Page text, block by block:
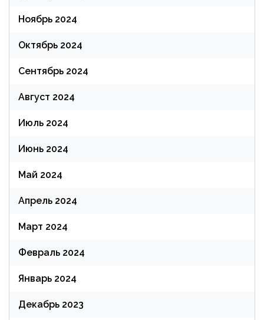
Ноябрь 2024
Октябрь 2024
Сентябрь 2024
Август 2024
Июль 2024
Июнь 2024
Май 2024
Апрель 2024
Март 2024
Февраль 2024
Январь 2024
Декабрь 2023